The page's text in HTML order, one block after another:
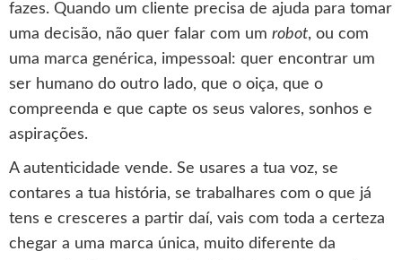
fazes. Quando um cliente precisa de ajuda para tomar
uma decisão, não quer falar com um robot, ou com
uma marca genérica, impessoal: quer encontrar um
ser humano do outro lado, que o oiça, que o
compreenda e que capte os seus valores, sonhos e
aspirações.
A autenticidade vende. Se usares a tua voz, se
contares a tua história, se trabalhares com o que já
tens e cresceres a partir daí, vais com toda a certeza
chegar a uma marca única, muito diferente da